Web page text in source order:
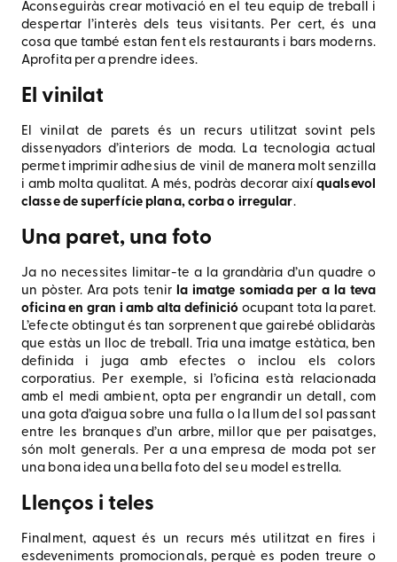
Aconseguiràs crear motivació en el teu equip de treball i
despertar l’interès dels teus visitants. Per cert, és una
cosa que també estan fent els restaurants i bars moderns.
Aprofita per a prendre idees.
El vinilat
El vinilat de parets és un recurs utilitzat sovint pels
dissenyadors d’interiors de moda. La tecnologia actual
permet imprimir adhesius de vinil de manera molt senzilla
i amb molta qualitat. A més, podràs decorar aixíqualsevol
classe de superfície plana, corba o irregular.
Una paret, una foto
Ja no necessites limitar-te a la grandària d’un quadre o
un pòster. Ara pots tenirla imatge somiada per a la teva
oficina en gran i amb alta definició ocupant tota la paret.
L’efecte obtingut és tan sorprenent que gairebé oblidaràs
que estàs un lloc de treball. Tria una imatge estàtica, ben
definida i juga amb efectes o inclou els colors
corporatius. Per exemple, si l’oficina està relacionada
amb el medi ambient, opta per engrandir un detall, com
una gota d’aigua sobre una fulla o la llum del sol passant
entre les branques d’un arbre, millor que per paisatges,
són molt generals. Per a una empresa de moda pot ser
una bona idea una bella foto del seu model estrella.
Llenços i teles
Finalment, aquest és un recurs més utilitzat en fires i
esdeveniments promocionals, perquè es poden treure o